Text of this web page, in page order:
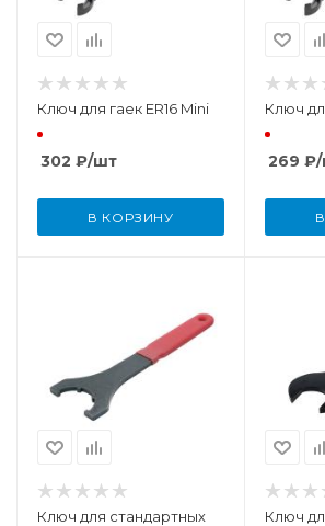
Ключ для гаек ER16 Mini
302 ₽/шт
В КОРЗИНУ
Ключ
269 ₽
Ключ для стандартных
Ключ